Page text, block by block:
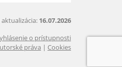
16.07.2026
o prístupnosti
práva | Cookies